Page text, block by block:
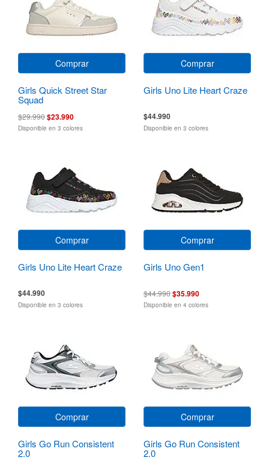
Comprar
Girls Quick Street Star
Squad
$29.990$23.990
Disponible en 3 colores
Comprar
Girls Uno Lite Heart Craze
$44.990
Disponible en 3 colores
Comprar
Girls Uno Lite Heart Craze
$44.990
Disponible en 3 colores
Comprar
Girls Uno Gen1
$44.990$35.990
Disponible en 4 colores
Comprar
Girls Go Run Consistent
2.0
Comprar
Girls Go Run Consistent
2.0